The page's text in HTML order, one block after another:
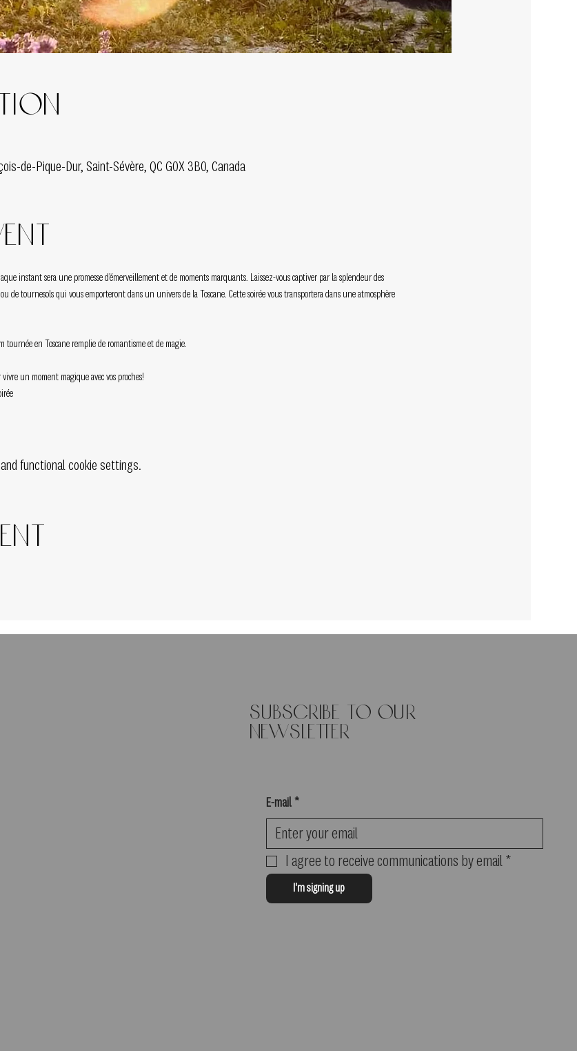
de-Pique-Dur, Saint-Sévère, QC G0X 3B0, Canada
instant sera une promesse d’émerveillement et de moments marquants. Laissez-vous captiver par la splendeur des
de tournesols qui vous emporteront dans un univers de la Toscane. Cette soirée vous transportera dans une atmosphère
en Toscane remplie de romantisme et de magie.
un moment magique avec vos proches!
functional cookie settings.
Subscribe to our
newsletter
E-mail *
I agree to receive communications by email *
I'm signing up